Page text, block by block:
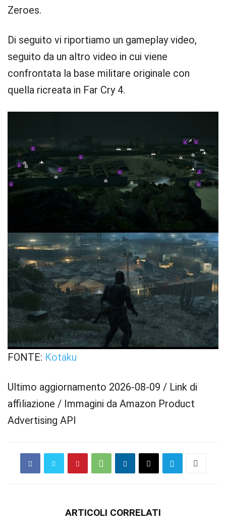
Zeroes.
Di seguito vi riportiamo un gameplay video,
seguito da un altro video in cui viene
confrontata la base militare originale con
quella ricreata in Far Cry 4.
FONTE: Kotaku
Ultimo aggiornamento 2026-08-09 / Link di
affiliazione / Immagini da Amazon Product
Advertising API
ARTICOLI CORRELATI